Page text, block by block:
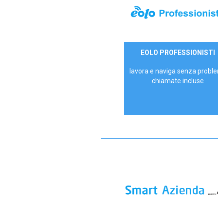
35,00 €/mese
EOLO PROFESSIONISTI
lavora e naviga senza
chiamate incluse